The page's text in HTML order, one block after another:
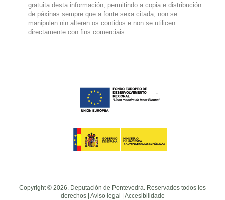
gratuita desta información, permitindo a copia e distribución
de páxinas sempre que a fonte sexa citada, non se
manipulen nin alteren os contidos e non se utilicen
directamente con fins comerciais.
Copyright © 2026. Deputación de Pontevedra. Reservados todos los
derechos | Aviso legal | Accesibilidade